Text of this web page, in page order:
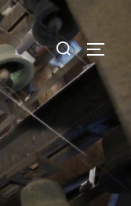
Rechercher :